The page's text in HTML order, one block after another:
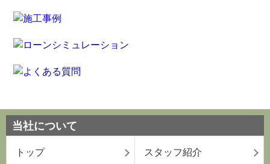
当社について
トップ スタッフ紹介